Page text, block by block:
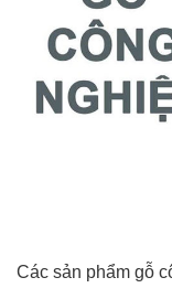
Các sản phẩm gỗ